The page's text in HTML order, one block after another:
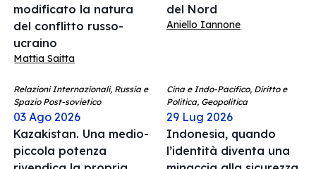
modificato la natura
del conflitto russo-
ucraino
Mattia Saitta
del Nord
Aniello Iannone
Relazioni Internazionali, Russia e
Spazio Post-sovietico
03 Ago 2026
Kazakistan. Una medio-
piccola potenza
Cina e Indo-Pacifico, Diritto e
Politica, Geopolitica
29 Lug 2026
Indonesia, quando
l’identità diventa una